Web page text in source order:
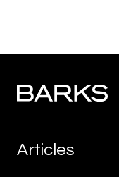
Articles